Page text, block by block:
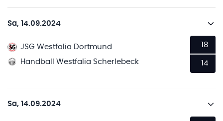
Sa, 14.09.2024
JSG Westfalia Dortmund
Handball Westfalia Scherlebeck
18
14
Sa, 14.09.2024